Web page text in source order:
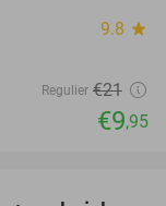
9.8 star
Regulier €21
€9,95